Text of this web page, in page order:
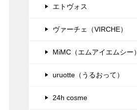
エトヴォス
ヴァーチェ（VIRCHE）
MiMC（エムアイエムシー）
uruotte（うるおって）
24h cosme